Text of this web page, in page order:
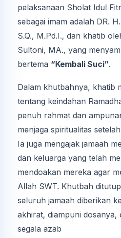
pelaksanaan Sholat Idul
sebagai imam adalah DR.
S.Q., M.Pd.I., dan khatib
Sultoni, MA., yang
bertema “Kembali Suci”.
Dalam khutbahnya, khatib
tentang keindahan
penuh rahmat dan
menjaga spiritualitas
Ia juga mengajak jamaah
dan keluarga yang telah
mendoakan mereka agar
Allah SWT. Khutbah
seluruh jamaah diberikan
akhirat, diampuni dosanya,
segala azab